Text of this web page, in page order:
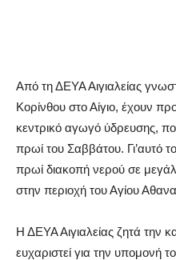
Από τη ΔΕΥΑ Αιγιαλείας
Κορίνθου στο Αίγιο, έχουν
κεντρικό αγωγό ύδρευσης,
πρωί του Σαββάτου. Γι’αυτό
πρωί διακοπή νερού σε
στην περιοχή του Αγίου
Η ΔΕΥΑ Αιγιαλείας ζητά την
ευχαριστεί για την υπομονή